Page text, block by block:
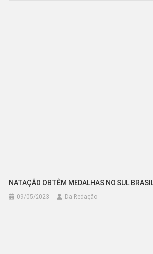
NATAÇÃO OBTÊM MEDALHAS NO SUL
09/05/2023 Da Redação